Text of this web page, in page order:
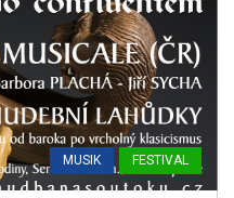
MUSIK FESTIVAL